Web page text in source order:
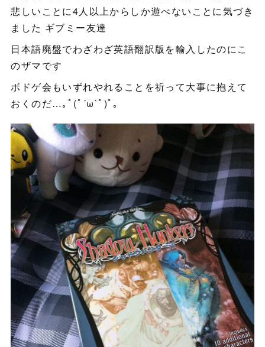
悲しいことに4人以上からしか遊べないことに気づき
ました ギブミー友達
日本語廃盤でわざわざ英語翻訳版を輸入したのにこ
のザマです
ボドゲ会もいずれやれることを祈って大事に抱えて
おくのだ…｡ﾟ(ﾟ´ω`ﾟ)ﾟ｡